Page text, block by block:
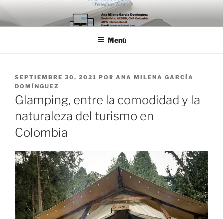
Saltar
al
contenido
Menú
PUBLICADO
EL
SEPTIEMBRE 30, 2021 POR ANA MILENA GARCÍA
DOMÍNGUEZ
Glamping, entre la comodidad y la
naturaleza del turismo en
Colombia